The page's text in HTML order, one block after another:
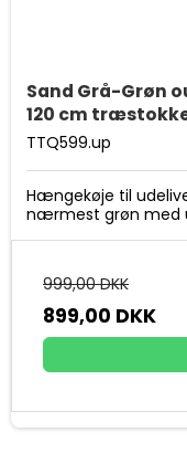
Sand Grå-Grøn
120 cm
TTQ599.up
Hængekøje til
nærmest grøn med
999,00 DKK
899,00 DKK